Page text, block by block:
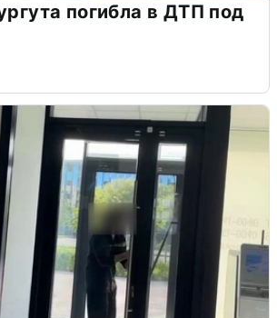
погибла в ДТП под